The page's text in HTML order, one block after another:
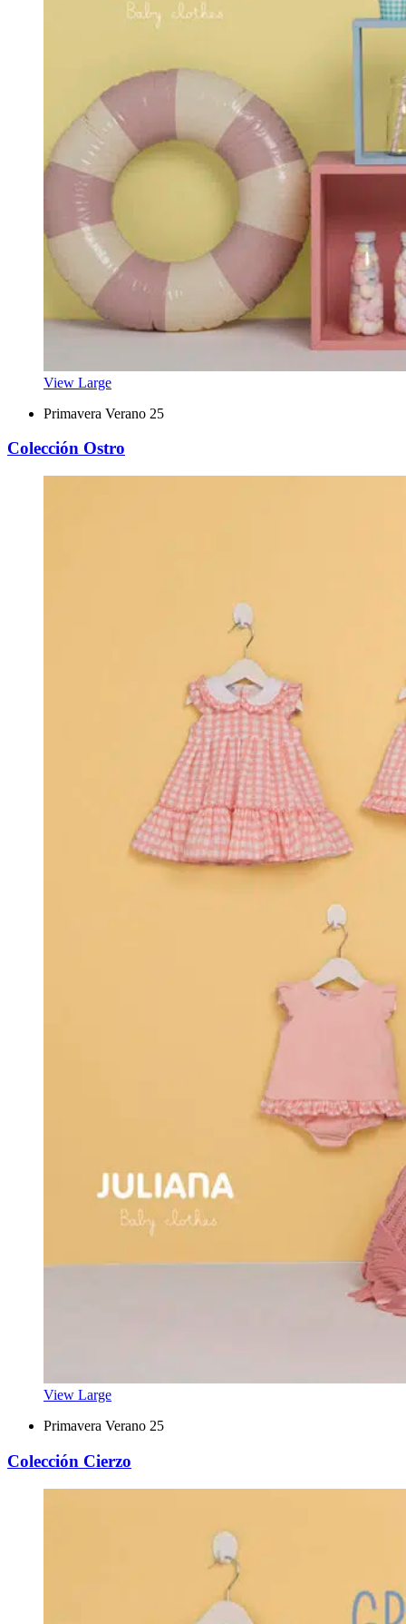
View Large
Primavera Verano 25
Colección Ostro
View Large
Primavera Verano 25
Colección Cierzo